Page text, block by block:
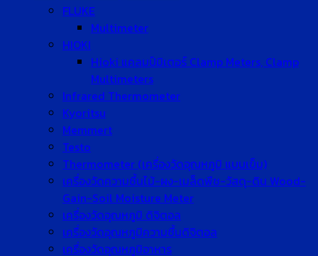
FLUKE
Multimeter
HIOKI
Hioki แคลมป์มิเตอร์ Clamp Meters, Clamp
Multimeters
Infrared Thermometer
Kyoritsu
Memmert
Testo
Thermometer (เครื่องวัดอุณหภูมิ แบบเข็ม)
เครื่องวัดความชื้นไม้-ผง-เมล็ดพืช-วัสดุ-ดิน Wood-
Gain-Soil Moisture Meter
เครื่องวัดอุณหภูมิ ดิจิตอล
เครื่องวัดอุณหภูมิความชื้นดิจิตอล
เครื่องวัดอุณหภูมิอาหาร